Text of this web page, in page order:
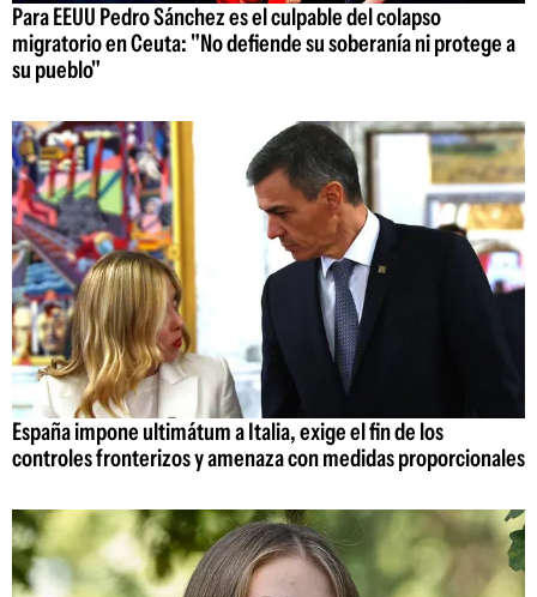
Para EEUU Pedro Sánchez es el culpable del colapso
migratorio en Ceuta: "No defiende su soberanía ni protege a
su pueblo"
España impone ultimátum a Italia, exige el fin de los
controles fronterizos y amenaza con medidas proporcionales